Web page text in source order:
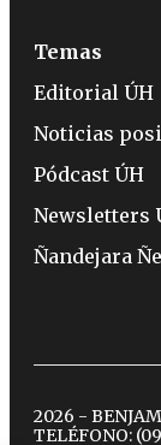
Temas
Editorial ÚH
Noticias
Pódcast ÚH
Newsletters
Ñandejara
2026 -
TELÉFONO: